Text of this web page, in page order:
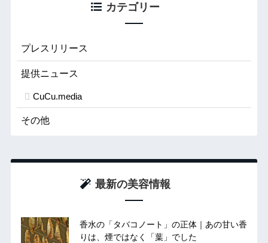
カテゴリー
プレスリリース
提供ニュース
CuCu.media
その他
最新の美容情報
香水の「タバコノート」の正体｜あの甘い香
りは、煙ではなく「葉」でした